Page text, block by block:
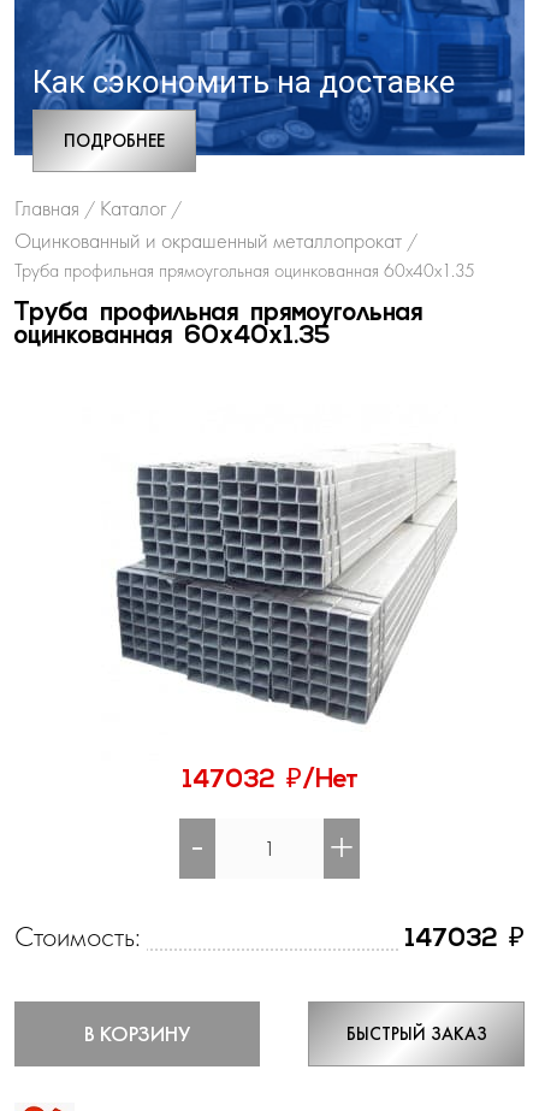
Как сэкономить на доставке
ПОДРОБНЕЕ
Главная / Каталог /
Оцинкованный и окрашенный металлопрокат /
Труба профильная прямоугольная оцинкованная 60х40х1.35
Труба профильная прямоугольная
оцинкованная 60х40х1.35
147032 ₽/Нет
- +
Стоимость: 147032 ₽
В КОРЗИНУ БЫСТРЫЙ ЗАКАЗ